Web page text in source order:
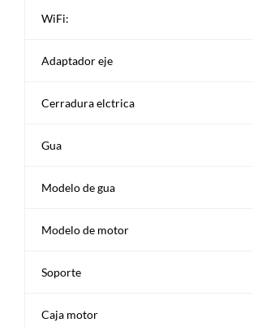
WiFi:
Adaptador eje
Cerradura elctrica
Gua
Modelo de gua
Modelo de motor
Soporte
Caja motor